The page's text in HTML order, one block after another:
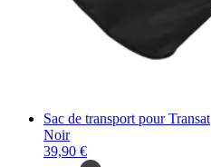
Sac de transport pour Transat
Noir
39,90 €